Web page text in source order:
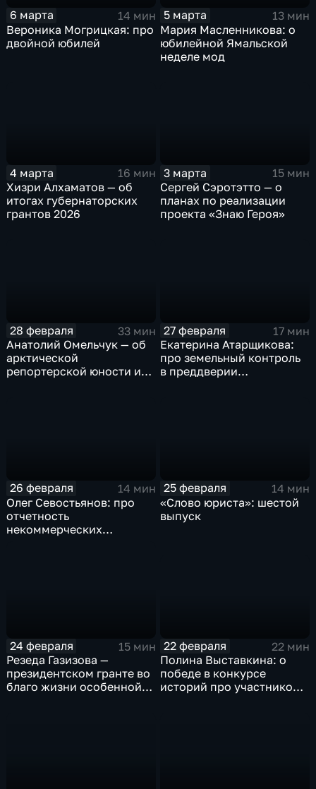
6 марта
14 мин
Вероника Могрицкая: про
двойной юбилей
5 марта
13 мин
Мария Масленникова: о
юбилейной Ямальской
неделе мод
4 марта
16 мин
Хизри Алхаматов — об
итогах губернаторских
грантов 2026
3 марта
15 мин
Сергей Сэротэтто — о
планах по реализации
проекта «Знаю Героя»
28 февраля
33 мин
Анатолий Омельчук — об
арктической
репортерской юности и
27 февраля
17 мин
Екатерина Атарщикова:
про земельный контроль
в преддверии
26 февраля
14 мин
Олег Севостьянов: про
отчетность
некоммерческих
25 февраля
14 мин
«Слово юриста»: шестой
выпуск
24 февраля
15 мин
Резеда Газизова —
президентском гранте во
благо жизни особенной
22 февраля
22 мин
Полина Выставкина: о
победе в конкурсе
историй про участников